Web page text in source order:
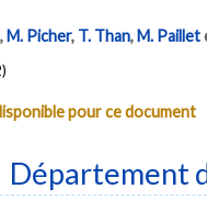
,M. Picher, T. Than,M. Paillet
pour ce document
Département